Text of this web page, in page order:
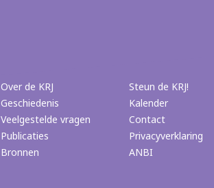
Over de KRJ
Geschiedenis
Veelgestelde vragen
Publicaties
Bronnen
Steun de KRJ!
Kalender
Contact
Privacyverklaring
ANBI